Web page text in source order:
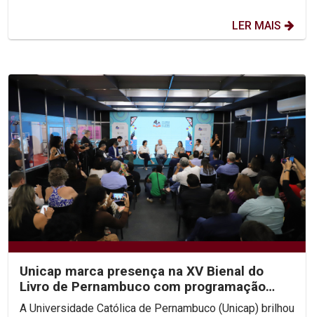
LER MAIS
Unicap marca presença na XV Bienal do
Livro de Pernambuco com programação
diversificada
A Universidade Católica de Pernambuco (Unicap) brilhou